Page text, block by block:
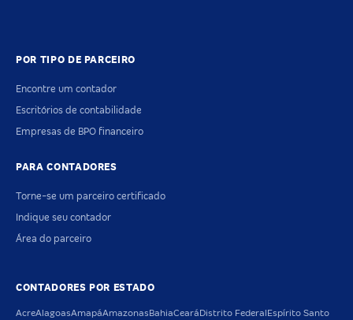
POR TIPO DE PARCEIRO
Encontre um contador
Escritórios de contabilidade
Empresas de BPO financeiro
PARA CONTADORES
Torne-se um parceiro certificado
Indique seu contador
Área do parceiro
CONTADORES POR ESTADO
AcreAlagoasAmapáAmazonas BahiaCeará Distrito Federal Espírito Santo